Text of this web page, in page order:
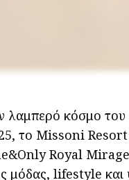
λαμπερό κόσμο του
το Missoni
Royal
μόδας, lifestyle και